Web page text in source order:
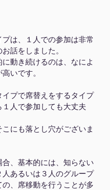
プは、１人での参加は非常
話をしました。
に動き続けるのは、なによ
いです。
イプで席替えをするタイプ
１人で参加しても大丈夫
こにも落とし穴がございま
合、基本的には、知らない
人あるいは３人のグループ
の、席移動を行うことが多